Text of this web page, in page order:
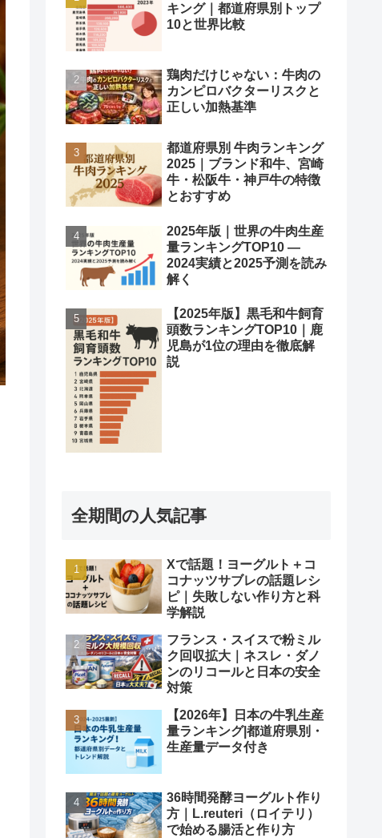
キング｜都道府県別トップ
10と世界比較
鶏肉だけじゃない：牛肉の
カンピロバクターリスクと
正しい加熱基準
都道府県別 牛肉ランキング
2025｜ブランド和牛、宮崎
牛・松阪牛・神戸牛の特徴
とおすすめ
2025年版｜世界の牛肉生産
量ランキングTOP10 —
2024実績と2025予測を読み
解く
【2025年版】黒毛和牛飼育
頭数ランキングTOP10｜鹿
児島が1位の理由を徹底解
説
全期間の人気記事
Xで話題！ヨーグルト＋コ
コナッツサブレの話題レシ
ピ｜失敗しない作り方と科
学解説
フランス・スイスで粉ミル
ク回収拡大｜ネスレ・ダノ
ンのリコールと日本の安全
対策
【2026年】日本の牛乳生産
量ランキング|都道府県別・
生産量データ付き
36時間発酵ヨーグルト作り
方｜L.reuteri（ロイテリ）
で始める腸活と作り方